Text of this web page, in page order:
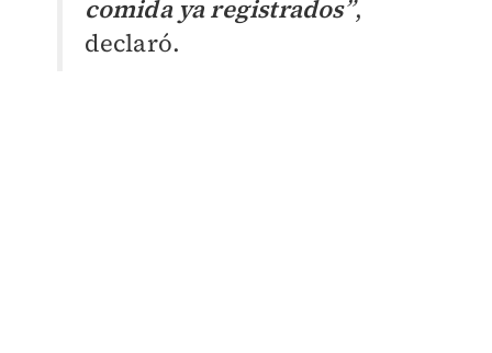
comida ya registrados”,
declaró.